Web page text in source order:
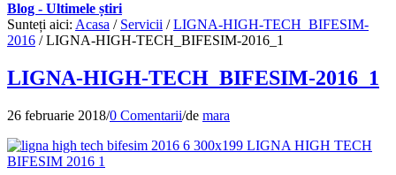
Blog - Ultimele știri
Sunteți aici: Acasa / Servicii / LIGNA-HIGH-TECH_BIFESIM-
2016 / LIGNA-HIGH-TECH_BIFESIM-2016_1
LIGNA-HIGH-TECH_BIFESIM-2016_1
26 februarie 2018/0 Comentarii/de mara